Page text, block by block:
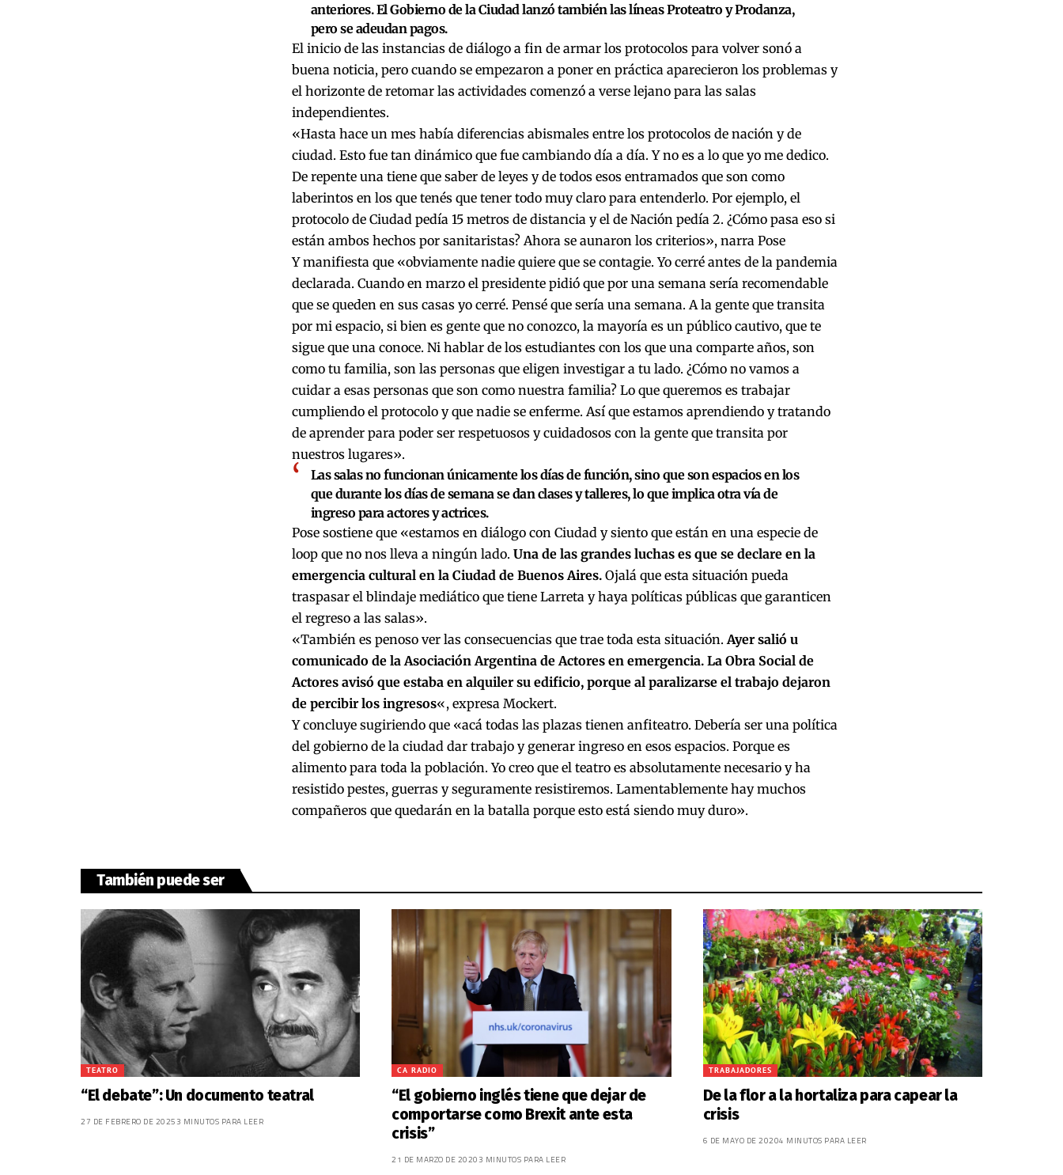
anteriores. El Gobierno de la Ciudad lanzó también las líneas Proteatro y Prodanza,
pero se adeudan pagos.
El inicio de las instancias de diálogo a fin de armar los protocolos para volver sonó a
buena noticia, pero cuando se empezaron a poner en práctica aparecieron los problemas y
el horizonte de retomar las actividades comenzó a verse lejano para las salas
independientes.
«Hasta hace un mes había diferencias abismales entre los protocolos de nación y de
ciudad. Esto fue tan dinámico que fue cambiando día a día. Y no es a lo que yo me dedico.
De repente una tiene que saber de leyes y de todos esos entramados que son como
laberintos en los que tenés que tener todo muy claro para entenderlo. Por ejemplo, el
protocolo de Ciudad pedía 15 metros de distancia y el de Nación pedía 2. ¿Cómo pasa eso si
están ambos hechos por sanitaristas? Ahora se aunaron los criterios», narra Pose
Y manifiesta que «obviamente nadie quiere que se contagie. Yo cerré antes de la pandemia
declarada. Cuando en marzo el presidente pidió que por una semana sería recomendable
que se queden en sus casas yo cerré. Pensé que sería una semana. A la gente que transita
por mi espacio, si bien es gente que no conozco, la mayoría es un público cautivo, que te
sigue que una conoce. Ni hablar de los estudiantes con los que una comparte años, son
como tu familia, son las personas que eligen investigar a tu lado. ¿Cómo no vamos a
cuidar a esas personas que son como nuestra familia? Lo que queremos es trabajar
cumpliendo el protocolo y que nadie se enferme. Así que estamos aprendiendo y tratando
de aprender para poder ser respetuosos y cuidadosos con la gente que transita por
nuestros lugares».
Las salas no funcionan únicamente los días de función, sino que son espacios en los
que durante los días de semana se dan clases y talleres, lo que implica otra vía de
ingreso para actores y actrices.
Pose sostiene que «estamos en diálogo con Ciudad y siento que están en una especie de
loop que no nos lleva a ningún lado. Una de las grandes luchas es que se declare en la
emergencia cultural en la Ciudad de Buenos Aires.Ojalá que esta situación pueda
traspasar el blindaje mediático que tiene Larreta y haya políticas públicas que garanticen
el regreso a las salas».
«También es penoso ver las consecuencias que trae toda esta situación. Ayer salió u
comunicado de la Asociación Argentina de Actores en emergencia. La Obra Social de
Actores avisó que estaba en alquiler su edificio, porque al paralizarse el trabajo dejaron
de percibir los ingresos«, expresa Mockert.
Y concluye sugiriendo que «acá todas las plazas tienen anfiteatro. Debería ser una política
del gobierno de la ciudad dar trabajo y generar ingreso en esos espacios. Porque es
alimento para toda la población. Yo creo que el teatro es absolutamente necesario y ha
resistido pestes, guerras y seguramente resistiremos. Lamentablemente hay muchos
compañeros que quedarán en la batalla porque esto está siendo muy duro».
También puede ser
TEATRO
“El debate”: Un documento teatral
27 DE FEBRERO DE 2025 3 MINUTOS PARA LEER
CA RADIO
“El gobierno inglés tiene que dejar de
comportarse como Brexit ante esta
crisis”
21 DE MARZO DE 2020 3 MINUTOS PARA LEER
TRABAJADORES
De la flor a la hortaliza para capear la
crisis
6 DE MAYO DE 20204 MINUTOS PARA LEER